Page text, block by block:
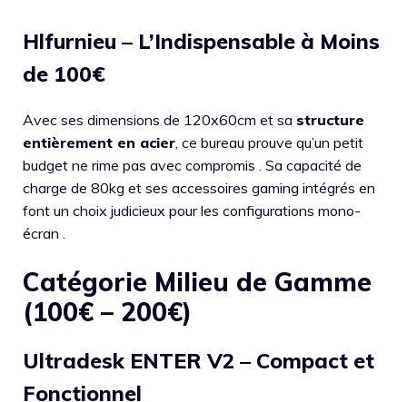
Hlfurnieu – L’Indispensable à Moins
de 100€
Avec ses dimensions de 120x60cm et sa structure
entièrement en acier, ce bureau prouve qu’un petit
budget ne rime pas avec compromis . Sa capacité de
charge de 80kg et ses accessoires gaming intégrés en
font un choix judicieux pour les configurations mono-
écran .
Catégorie Milieu de Gamme
(100€ – 200€)
Ultradesk ENTER V2 – Compact et
Fonctionnel